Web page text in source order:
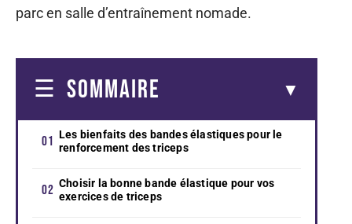
parc en salle d’entraînement nomade.
SOMMAIRE
Les bienfaits des bandes élastiques pour le
renforcement des triceps
Choisir la bonne bande élastique pour vos
exercices de triceps